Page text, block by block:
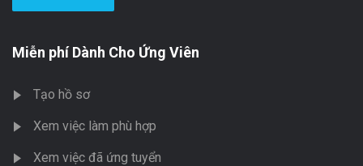
Miễn phí Dành Cho Ứng Viên
Tạo hồ sơ
Xem việc làm phù hợp
Xem việc đã ứng tuyển